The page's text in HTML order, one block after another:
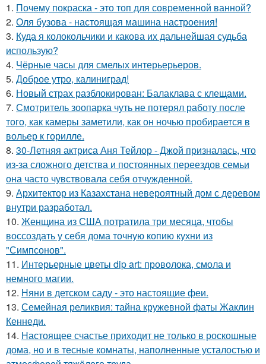
1. Почему покраска - это топ для современной ванной?
2. Оля бузова - настоящая машина настроения!
3. Куда я колокольчики и какова их дальнейшая судьба
использую?
4. Чёрные часы для смелых интерьерьеров.
5. Доброе утро, калиниград!
6. Новый страх разблокирован: Балаклава с клещами.
7. Смотритель зоопарка чуть не потерял работу после
того, как камеры заметили, как он ночью пробирается в
вольер к горилле.
8. 30-Летняя актриса Аня Тейлор - Джой призналась, что
из-за сложного детства и постоянных переездов семьи
она часто чувствовала себя отчужденной.
9. Архитектор из Казахстана невероятный дом с деревом
внутри разработал.
10. Женщина из США потратила три месяца, чтобы
воссоздать у себя дома точную копию кухни из
"Симпсонов".
11. Интерьерные цветы dip art: проволока, смола и
немного магии.
12. Няни в детском саду - это настоящие феи.
13. Семейная реликвия: тайна кружевной фаты Жаклин
Кеннеди.
14. Настоящее счастье приходит не только в роскошные
дома, но и в тесные комнаты, наполненные усталостью и